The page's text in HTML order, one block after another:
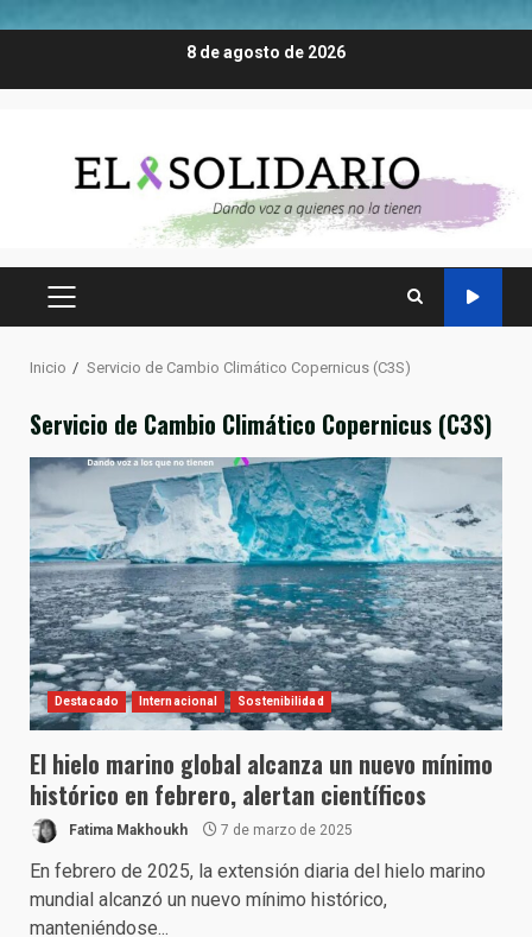
8 de agosto de 2026
MENÚ
Inicio Servicio de Cambio Climático Copernicus (C3S)
Servicio de Cambio Climático Copernicus (C3S)
Destacado Internacional Sostenibilidad
El hielo marino global alcanza un nuevo mínimo
histórico en febrero, alertan científicos
Fatima Makhoukh 7 de marzo de 2025
En febrero de 2025, la extensión diaria del hielo marino
mundial alcanzó un nuevo mínimo histórico,
manteniéndose...